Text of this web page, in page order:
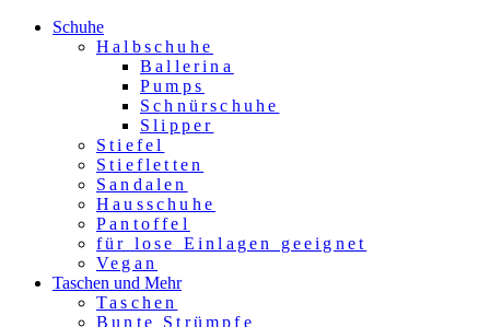
Schuhe
Halbschuhe
Ballerina
Pumps
Schnürschuhe
Slipper
Stiefel
Stiefletten
Sandalen
Hausschuhe
Pantoffel
für lose Einlagen geeignet
Vegan
Taschen und Mehr
Taschen
Bunte Strümpfe